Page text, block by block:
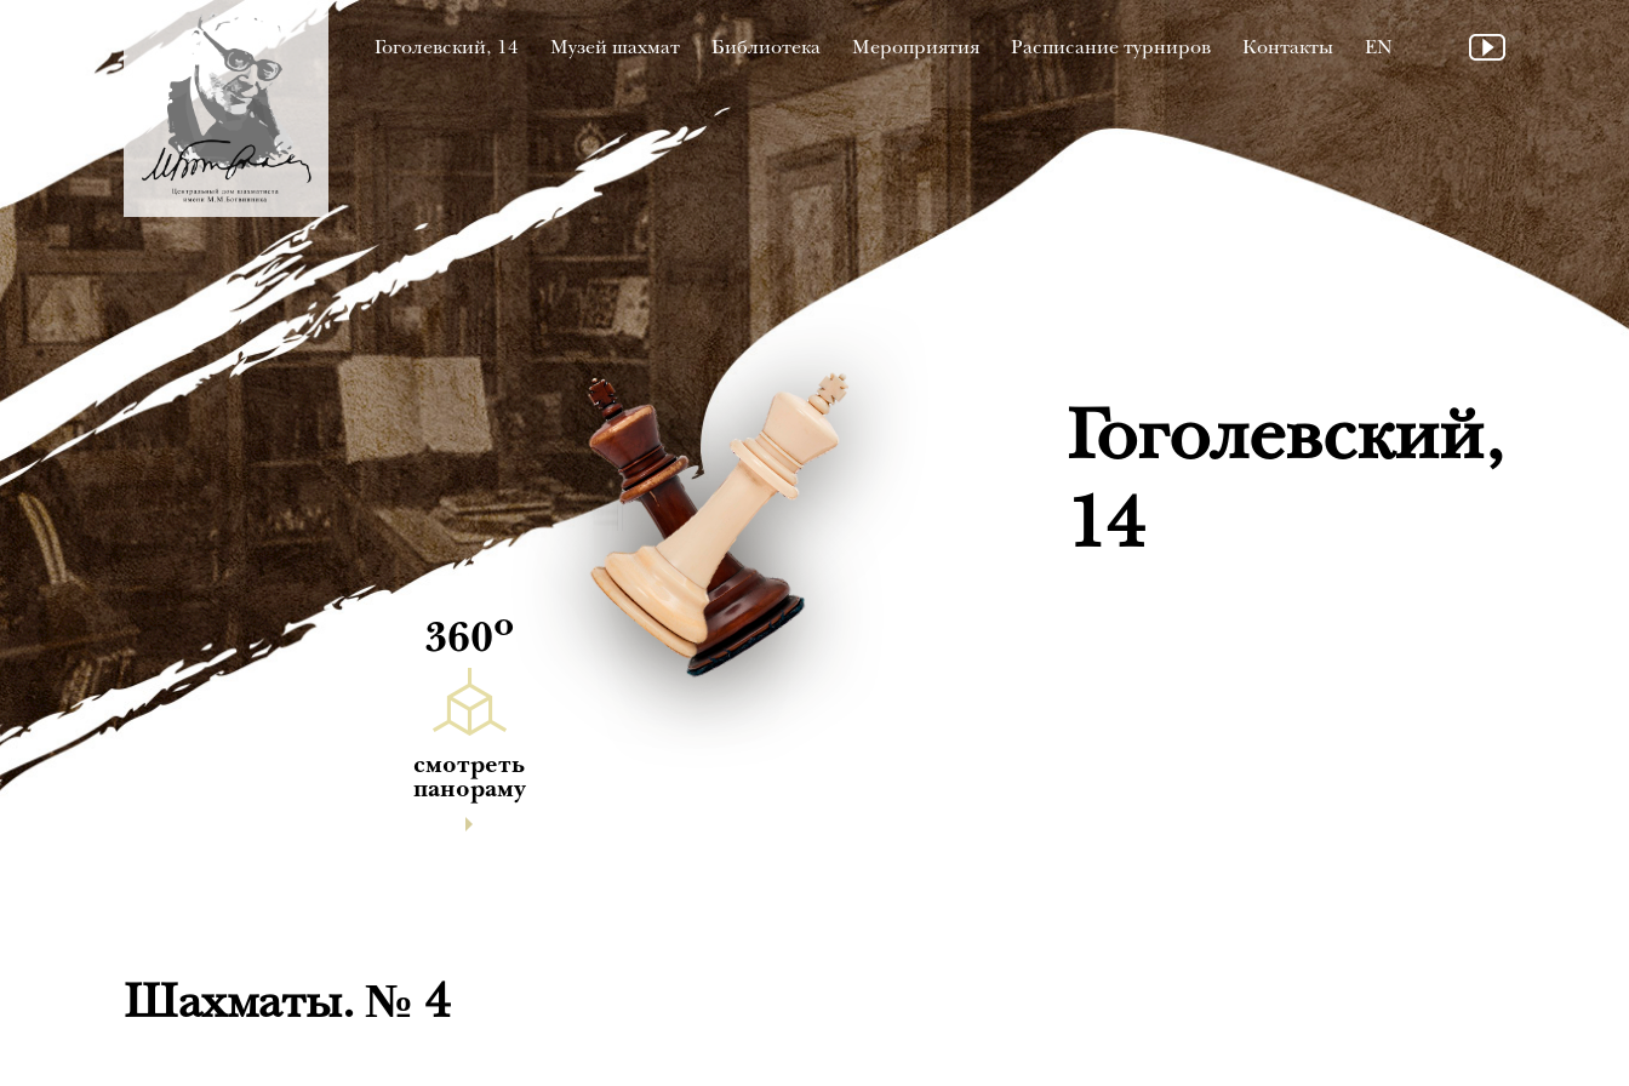
Гоголевский, 14 Музей шахмат Библиотека Мероприятия Расписание турниров Контакты EN
Гоголевский,
14
360о
смотреть
панораму
Шахматы. № 4